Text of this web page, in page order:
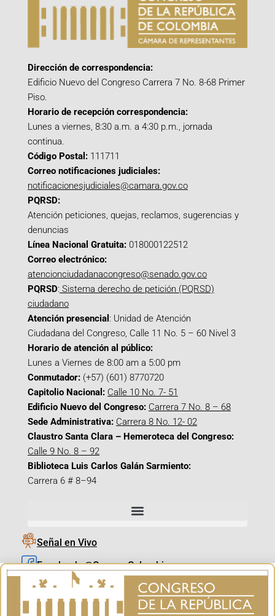
Dirección de correspondencia:
Edificio Nuevo del Congreso Carrera 7 No. 8-68 Primer
Piso.
Horario de recepción correspondencia:
Lunes a viernes, 8:30 a.m. a 4:30 p.m., jornada
continua.
Código Postal: 111711
Correo notificaciones judiciales:
notificacionesjudiciales@camara.gov.co
PQRSD:
Atención peticiones, quejas, reclamos, sugerencias y
denuncias
Línea Nacional Gratuita: 018000122512
Correo electrónico:
atencionciudadanacongreso@senado.gov.co
PQRSD: Sistema derecho de petición (PQRSD)
ciudadano
Atención presencial : Unidad de Atención
Ciudadana del Congreso, Calle 11 No. 5 – 60 Nivel 3
Horario de atención al público:
Lunes a Viernes de 8:00 am a 5:00 pm
Conmutador: (+57) (601) 8770720
Capitolio Nacional: Calle 10 No. 7- 51
Edificio Nuevo del Congreso: Carrera 7 No. 8 – 68
Sede Administrativa: Carrera 8 No. 12- 02
Claustro Santa Clara – Hemeroteca del Congreso:
Calle 9 No. 8 – 92
Biblioteca Luis Carlos Galán Sarmiento:
Carrera 6 # 8–94
Señal en Vivo
Facebook_@CamaraColombia
Instagram_@CamaraColombia
X_@CamaraColombia